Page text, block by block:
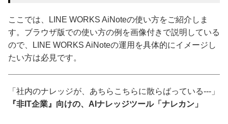
ここでは、LINE WORKS AiNoteの使い方をご紹介しま
す。ブラウザ版での使い方の例を画像付きで説明している
ので、LINE WORKS AiNoteの運用を具体的にイメージし
たい方は必見です。
「社内のナレッジが、あちらこちらに散らばっている---」
『非IT企業』向けの、AIナレッジツール「ナレカン」